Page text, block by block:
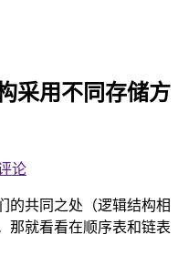
采用不同存储方
论
的共同之处（逻辑结构相
那就看看在顺序表和链表